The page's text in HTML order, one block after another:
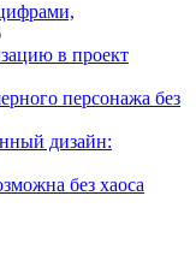
в проект
персонажа без
дизайн:
без хаоса